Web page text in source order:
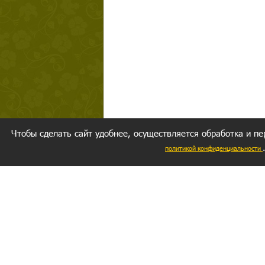
Чтобы сделать сайт удобнее, осуществляется обработка и
политикой конфиденциальности